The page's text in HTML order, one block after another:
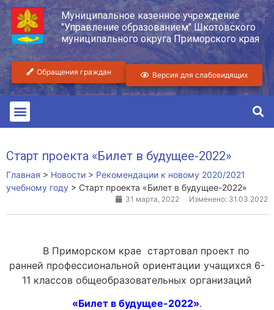
Муниципальное казенное учреждение
"Управление образованием" Шкотовского
муниципального округа Приморского края
Обращения граждан Версия для слабовидящих
Старт проекта «Билет в будущее-2022»
Главная > Новости > Рекомендации к новому 2020/2021
учебному году > Старт проекта «Билет в будущее-2022»
31 марта, 2022 Изменено: 31.03.2022
В Приморском крае стартовал проект по
ранней профессиональной ориентации учащихся 6-
11 классов общеобразовательных организаций
«Билет в будущее-2022».